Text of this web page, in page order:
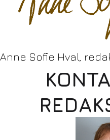
Anne Sofie Hval,